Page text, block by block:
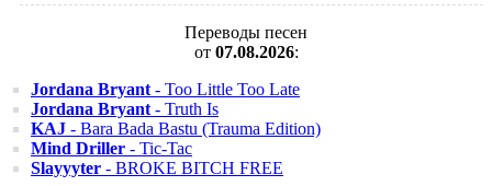
Переводы песен
от 07.08.2026:
Jordana Bryant - Too Little Too Late
Jordana Bryant - Truth Is
KAJ - Bara Bada Bastu (Trauma Edition)
Mind Driller - Tic-Tac
Slayyyter - BROKE BITCH FREE